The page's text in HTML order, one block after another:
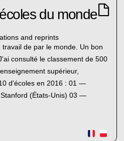
du monde
and reprints
de par le monde. Un bon
consulté le classement de 500
supérieur,
d'écoles en 2016 : 01 —
(États-Unis) 03 —